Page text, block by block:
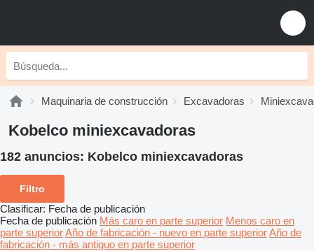
Maquinaria de construcción Excavadoras
Kobelco miniexcavadoras
182 anuncios: Kobelco miniexcavadoras
Filtro
Clasificar: Fecha de publicación
Fecha de publicación Más caro en parte superior Menos caro en
parte superiorAño de fabricación - nuevo en parte superiorAño de
fabricación - más antiguo en parte superior